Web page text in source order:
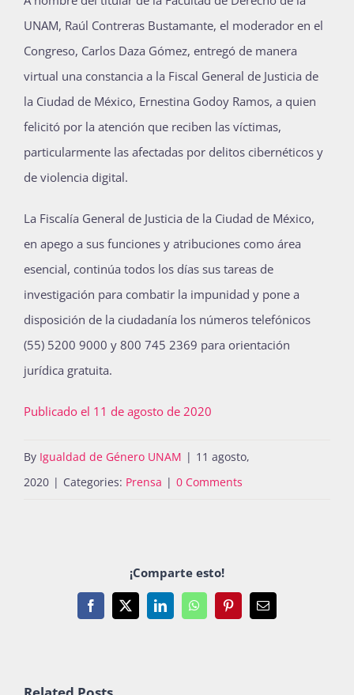
UNAM, Raúl Contreras Bustamante, el moderador en el
Congreso, Carlos Daza Gómez, entregó de manera
virtual una constancia a la Fiscal General de Justicia de
la Ciudad de México, Ernestina Godoy Ramos, a quien
felicitó por la atención que reciben las víctimas,
particularmente las afectadas por delitos cibernéticos y
de violencia digital.
La Fiscalía General de Justicia de la Ciudad de México,
en apego a sus funciones y atribuciones como área
esencial, continúa todos los días sus tareas de
investigación para combatir la impunidad y pone a
disposición de la ciudadanía los números telefónicos
(55) 5200 9000 y 800 745 2369 para orientación
jurídica gratuita.
Publicado el 11 de agosto de 2020
By Igualdad de Género UNAM | 11 agosto,
2020 | Categories: Prensa | 0 Comments
¡Comparte esto!
Facebook
X LinkedInWhatsAppPinterestEmail